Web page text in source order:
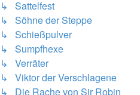
↳ Sattelfest
↳ Söhne der Steppe
↳ Schießpulver
↳ Sumpfhexe
↳ Verräter
↳ Viktor der Verschlagene
↳ Die Rache von Sir Robin